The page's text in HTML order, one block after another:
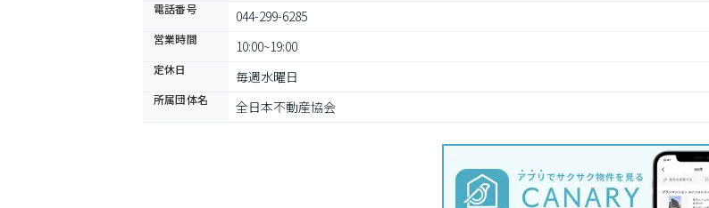
電話番号 044-299-6285
営業時間 10:00~19:00
定休日 毎週水曜日
所属団体名 全日本不動産協会